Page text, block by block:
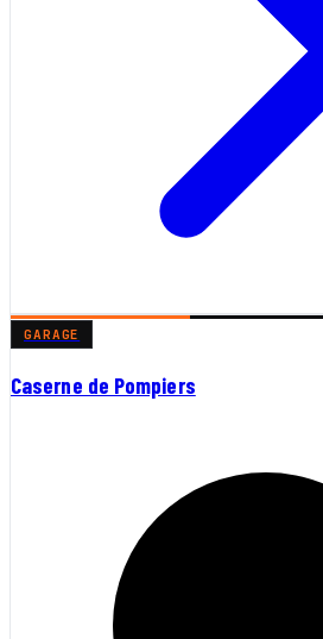
GARAGE
Caserne de Pompiers